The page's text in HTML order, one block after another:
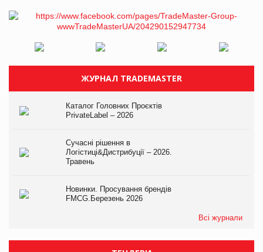
ЖУРНАЛ TRADEMASTER
Каталог Головних Проєктів
PrivateLabel – 2026
Сучасні рішення в
Логістиці&Дистрибуції – 2026.
Травень
Новинки. Просування брендів
FMCG.Березень 2026
Всі журнали